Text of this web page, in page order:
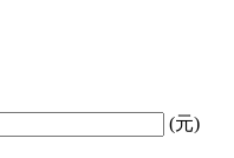
(元)